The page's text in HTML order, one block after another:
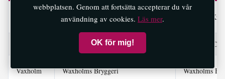
Långviks Krydderi & Handel AB Långviks
Coast and Copper Distillery Coast and
Vaxholm Waxholms Bryggeri Waxholms
webbplatsen. Genom att fortsätta accepterar du vår
användning av cookies. Läs mer.
OK för mig!